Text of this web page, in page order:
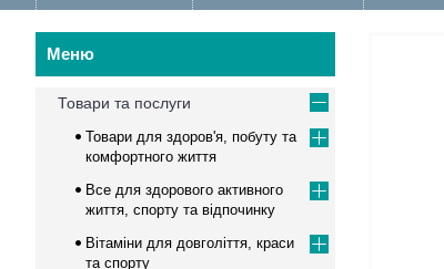
Товари та послуги
Товари для здоров'я, побуту та
комфортного життя
Все для здорового активного
життя, спорту та відпочинку
Вітаміни для довголіття, краси
та спорту